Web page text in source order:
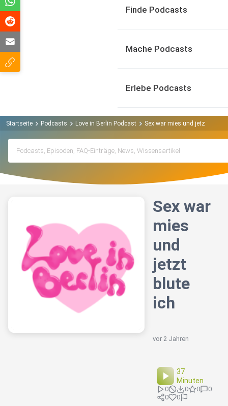
Finde Podcasts
Mache Podcasts
Erlebe Podcasts
Startseite Podcasts Love in Berlin Podcast Sex war mies und jetzt blute
Sex war
mies
und
jetzt
blute
ich
vor 2 Jahren
37
Minuten
0 0 0
0
0
0